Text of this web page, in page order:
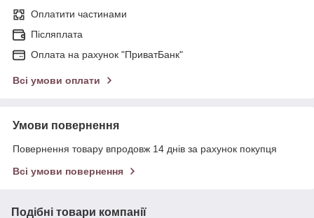
Оплатити частинами
Післяплата
Оплата на рахунок "ПриватБанк"
Всі умови оплати
Умови повернення
Повернення товару впродовж 14 днів за рахунок покупця
Всі умови повернення
Подібні товари компанії